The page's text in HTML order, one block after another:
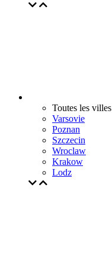
Toutes les villes
Varsovie
Poznan
Szczecin
Wroclaw
Krakow
Lodz